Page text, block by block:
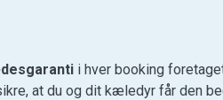
i hver booking
at du og dit kæledyr får den